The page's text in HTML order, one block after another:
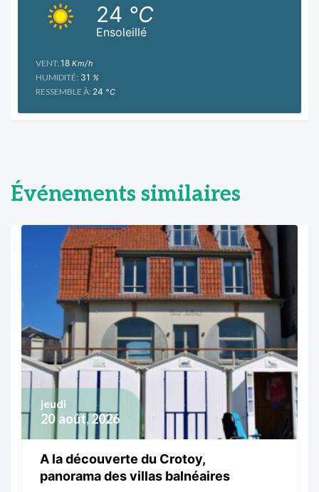
Ensoleillé
24 °C
VENT: 18 Km/h
HUMIDITÉ: 31 %
RESSEMBLE À: 24 °C
Événements similaires
20 août, 2026
jeudi
A la découverte du Crotoy,
panorama des villas balnéaires